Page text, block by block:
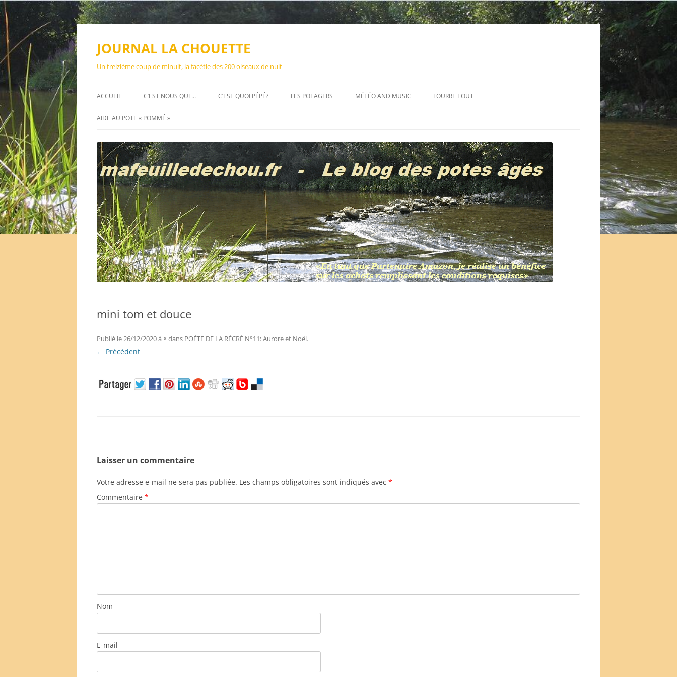
Aller
JOURNAL LA CHOUETTE
Un treizième coup de minuit, la facétie des 200 oiseaux de nuit
ACCUEIL C’EST NOUS QUI … C’EST QUOI PÉPÉ? LES POTAGERS MÉTÉO AND MUSIC FOURRE TOUT
AIDE AU POTE « POMMÉ »
mini tom et douce
Publié le26/12/2020à ×dans POÈTE DE LA RÉCRÉ N°11: Aurore et Noël.
← Précédent
Laisser un commentaire
Votre adresse e-mail ne sera pas publiée. Les champs obligatoires sont indiqués avec *
Commentaire *
Nom
E-mail